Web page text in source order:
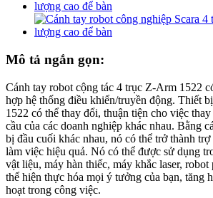
Mô tả ngắn gọn:
Cánh tay robot cộng tác 4 trục Z-Arm 1522
hợp hệ thống điều khiển/truyền động. Thiết
1522 có thể thay đổi, thuận tiện cho việc
cầu của các doanh nghiệp khác nhau. Bằng
bị đầu cuối khác nhau, nó có thể trở thành
làm việc hiệu quả. Nó có thể được sử dụng
vật liệu, máy hàn thiếc, máy khắc laser,
thể hiện thực hóa mọi ý tưởng của bạn, tăng
hoạt trong công việc.